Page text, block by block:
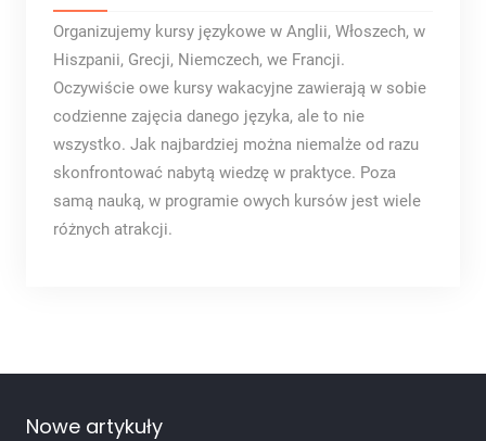
Organizujemy kursy językowe w Anglii, Włoszech, w
Hiszpanii, Grecji, Niemczech, we Francji.
Oczywiście owe kursy wakacyjne zawierają w sobie
codzienne zajęcia danego języka, ale to nie
wszystko. Jak najbardziej można niemalże od razu
skonfrontować nabytą wiedzę w praktyce. Poza
samą nauką, w programie owych kursów jest wiele
różnych atrakcji.
Nowe artykuły